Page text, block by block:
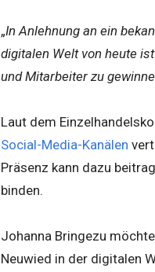
„In Anlehnung an ein
digitalen Welt von heute
und Mitarbeiter zu
Laut dem
Social-Media-Kanälen
Präsenz kann dazu
binden.
Johanna Bringezu
Neuwied in der digitalen